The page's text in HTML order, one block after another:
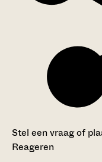
Stel een vraag of
Reageren